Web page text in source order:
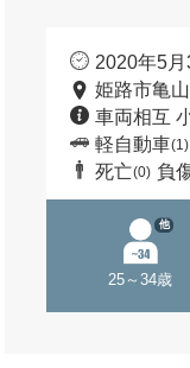
2020年5
姫路市亀
車両相互
軽自動車(1)
死亡(0) 負
25～34歳
他